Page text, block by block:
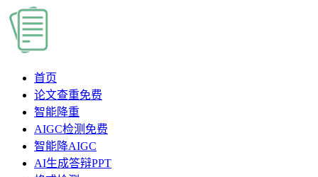
首页
论文查重免费
智能降重
AIGC检测 免费
智能降AIGC
AI生成答辩PPT